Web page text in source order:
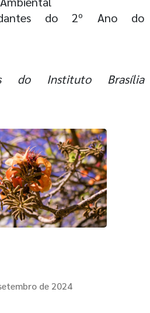
do 2º Ano do
do Instituto Brasília
de 2024